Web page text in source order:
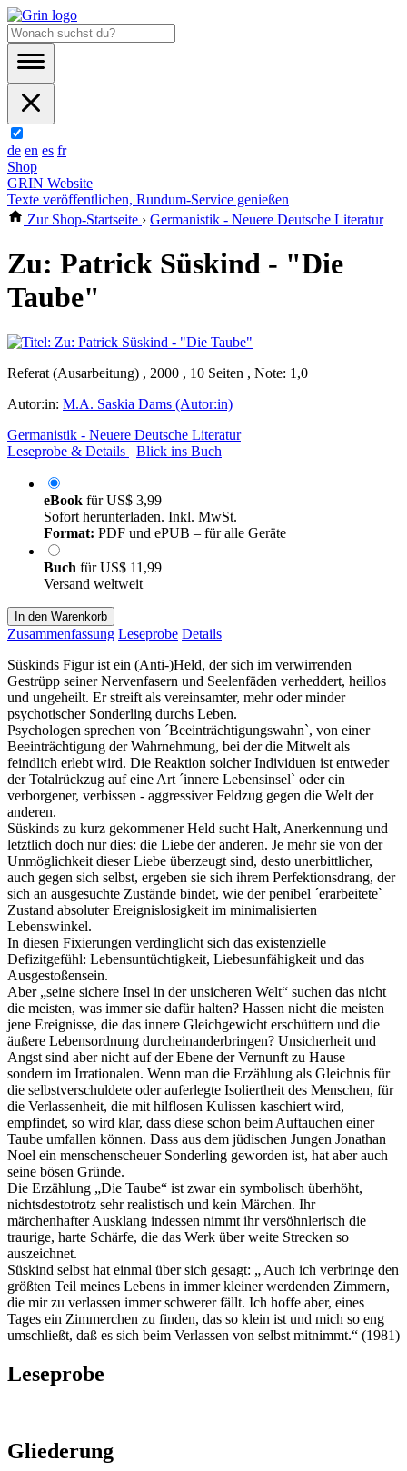
de en es fr
Shop
GRIN Website
Texte veröffentlichen, Rundum-Service genießen
Zur Shop-Startseite › Germanistik - Neuere Deutsche Literatur
Zu: Patrick Süskind - "Die
Taube"
Referat (Ausarbeitung) , 2000 , 10 Seiten , Note: 1,0
Autor:in: M.A. Saskia Dams (Autor:in)
Germanistik - Neuere Deutsche Literatur
Leseprobe & Details
Blick ins Buch
eBook fürUS$ 3,99
Sofort herunterladen. Inkl. MwSt.
Format: PDF und ePUB – für alle Geräte
Buch fürUS$ 11,99
Versand weltweit
In den Warenkorb
Zusammenfassung Leseprobe Details
Süskinds Figur ist ein (Anti-)Held, der sich im verwirrenden
Gestrüpp seiner Nervenfasern und Seelenfäden verheddert, heillos
und ungeheilt. Er streift als vereinsamter, mehr oder minder
psychotischer Sonderling durchs Leben.
Psychologen sprechen von ´Beeinträchtigungswahn`, von einer
Beeinträchtigung der Wahrnehmung, bei der die Mitwelt als
feindlich erlebt wird. Die Reaktion solcher Individuen ist entweder
der Totalrückzug auf eine Art ´innere Lebensinsel` oder ein
verborgener, verbissen - aggressiver Feldzug gegen die Welt der
anderen.
Süskinds zu kurz gekommener Held sucht Halt, Anerkennung und
letztlich doch nur dies: die Liebe der anderen. Je mehr sie von der
Unmöglichkeit dieser Liebe überzeugt sind, desto unerbittlicher,
auch gegen sich selbst, ergeben sie sich ihrem Perfektionsdrang, der
sich an ausgesuchte Zustände bindet, wie der penibel ´erarbeitete`
Zustand absoluter Ereignislosigkeit im minimalisierten
Lebenswinkel.
In diesen Fixierungen verdinglicht sich das existenzielle
Defizitgefühl: Lebensuntüchtigkeit, Liebesunfähigkeit und das
Ausgestoßensein.
Aber „seine sichere Insel in der unsicheren Welt“ suchen das nicht
die meisten, was immer sie dafür halten? Hassen nicht die meisten
jene Ereignisse, die das innere Gleichgewicht erschüttern und die
äußere Lebensordnung durcheinanderbringen? Unsicherheit und
Angst sind aber nicht auf der Ebene der Vernunft zu Hause –
sondern im Irrationalen. Wenn man die Erzählung als Gleichnis für
die selbstverschuldete oder auferlegte Isoliertheit des Menschen, für
die Verlassenheit, die mit hilflosen Kulissen kaschiert wird,
empfindet, so wird klar, dass diese schon beim Auftauchen einer
Taube umfallen können. Dass aus dem jüdischen Jungen Jonathan
Noel ein menschenscheuer Sonderling geworden ist, hat aber auch
seine bösen Gründe.
Die Erzählung „Die Taube“ ist zwar ein symbolisch überhöht,
nichtsdestotrotz sehr realistisch und kein Märchen. Ihr
märchenhafter Ausklang indessen nimmt ihr versöhnlerisch die
traurige, harte Schärfe, die das Werk über weite Strecken so
auszeichnet.
Süskind selbst hat einmal über sich gesagt: „ Auch ich verbringe den
größten Teil meines Lebens in immer kleiner werdenden Zimmern,
die mir zu verlassen immer schwerer fällt. Ich hoffe aber, eines
Tages ein Zimmerchen zu finden, das so klein ist und mich so eng
umschließt, daß es sich beim Verlassen von selbst mitnimmt.“ (1981)
Leseprobe
Gliederung